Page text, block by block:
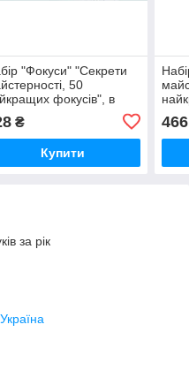
"Фокуси" "Секрети
50
фокусів", в
₴
Купити
466
за рік